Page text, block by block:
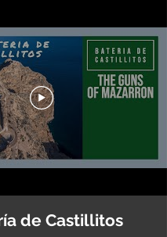
de Castillitos